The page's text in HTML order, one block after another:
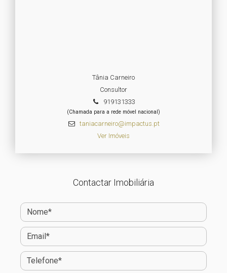
Tânia Carneiro
Consultor
919131333
(Chamada para a rede móvel nacional)
taniacarneiro@impactus.pt
Ver Imóveis
Contactar Imobiliária